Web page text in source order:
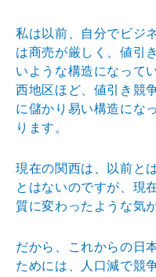
私は以前、自分でビジ
は商売が厳しく、値引
いような構造になって
西地区ほど、値引き競
に儲かり易い構造にな
ります。
現在の関西は、以前と
とはないのですが、現
質に変わったような気
だから、これからの日
ためには、人口減で競